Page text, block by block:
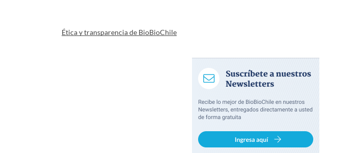
Ética y transparencia de BioBioChile